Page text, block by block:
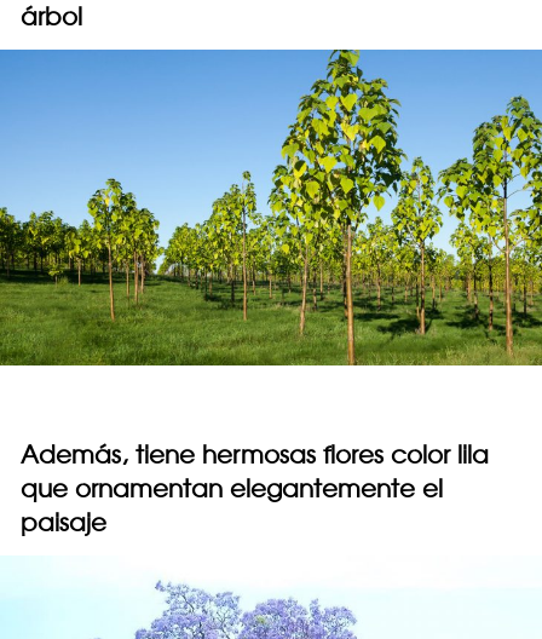
árbol
Además, tiene hermosas flores color lila
que ornamentan elegantemente el
paisaje